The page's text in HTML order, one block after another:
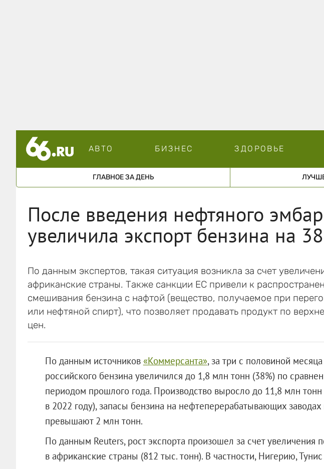
АВТО БИЗНЕС ЗДОРОВЬЕ
ГЛАВНОЕ ЗА ДЕНЬ
После введения нефтяного
увеличила экспорт бензина на
По данным экспертов, такая ситуация возникла за счет
африканские страны. Также санкции ЕС привели к
смешивания бензина с нафтой (вещество, получаемое при
или нефтяной спирт), что позволяет продавать продукт по
цен.
По данным источников «Коммерсанта», за три с половиной месяца
российского бензина увеличился до 1,8 млн тонн (38%) по
периодом прошлого года. Производство выросло до 11,8 млн
в 2022 году), запасы бензина на нефтеперерабатывающих
превышают 2 млн тонн.
По данным Reuters, рост экспорта произошел за счет увеличения
в африканские страны (812 тыс. тонн). В частности, Нигерию,